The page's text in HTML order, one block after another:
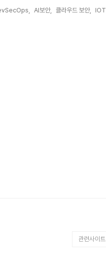
AI보안, 클라우드 보안, IOT,
관련사이트